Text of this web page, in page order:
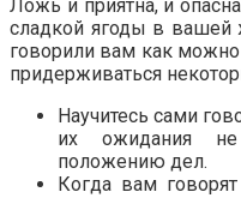
Ложь и приятна, и
сладкой ягоды в
говорили вам как
придерживаться
Научитесь сами
их ожидания не
положению дел.
Когда вам